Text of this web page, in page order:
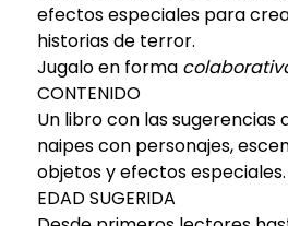
efectos especiales para
historias de terror.
Jugalo en forma
CONTENIDO
Un libro con las sugerencias
naipes con personajes,
objetos y efectos especiales.
EDAD SUGERIDA